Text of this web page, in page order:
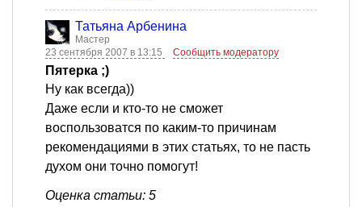
Татьяна Арбенина
Мастер
23 сентября 2007 в 13:15
Сообщить модератору
Пятерка ;)
Ну как всегда))
Даже если и кто-то не сможет
воспользоватся по каким-то причинам
рекомендациями в этих статьях, то не пасть
духом они точно помогут!
Оценка статьи: 5